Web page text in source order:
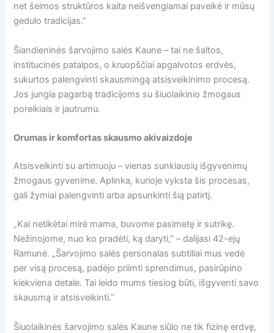
net šeimos struktūros kaita neišvengiamai paveikė ir mūsų
gedulo tradicijas.”
Šiandieninės šarvojimo salės Kaune – tai ne šaltos,
institucinės patalpos, o kruopščiai apgalvotos erdvės,
sukurtos palengvinti skausmingą atsisveikinimo procesą.
Jos jungia pagarbą tradicijoms su šiuolaikinio žmogaus
poreikiais ir jautrumu.
Orumas ir komfortas skausmo akivaizdoje
Atsisveikinti su artimuoju – vienas sunkiausių išgyvenimų
žmogaus gyvenime. Aplinka, kurioje vyksta šis procesas,
gali žymiai palengvinti arba apsunkinti šią patirtį.
„Kai netikėtai mirė mama, buvome pasimetę ir sutrikę.
Nežinojome, nuo ko pradėti, ką daryti,” – dalijasi 42-ejų
Ramunė. „Šarvojimo salės personalas subtiliai mus vedė
per visą procesą, padėjo priimti sprendimus, pasirūpino
kiekviena detale. Tai leido mums tiesiog būti, išgyventi savo
skausmą ir atsisveikinti.”
Šiuolaikinės šarvojimo salės Kaune siūlo ne tik fizinę erdvę,